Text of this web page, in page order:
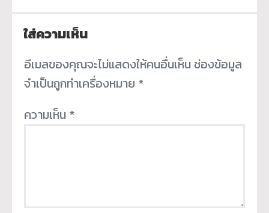
ใส่ความเห็น
อีเมลของคุณจะไม่แสดงให้คนอื่นเห็น ช่องข้อมูล
จำเป็นถูกทำเครื่องหมาย *
ความเห็น *